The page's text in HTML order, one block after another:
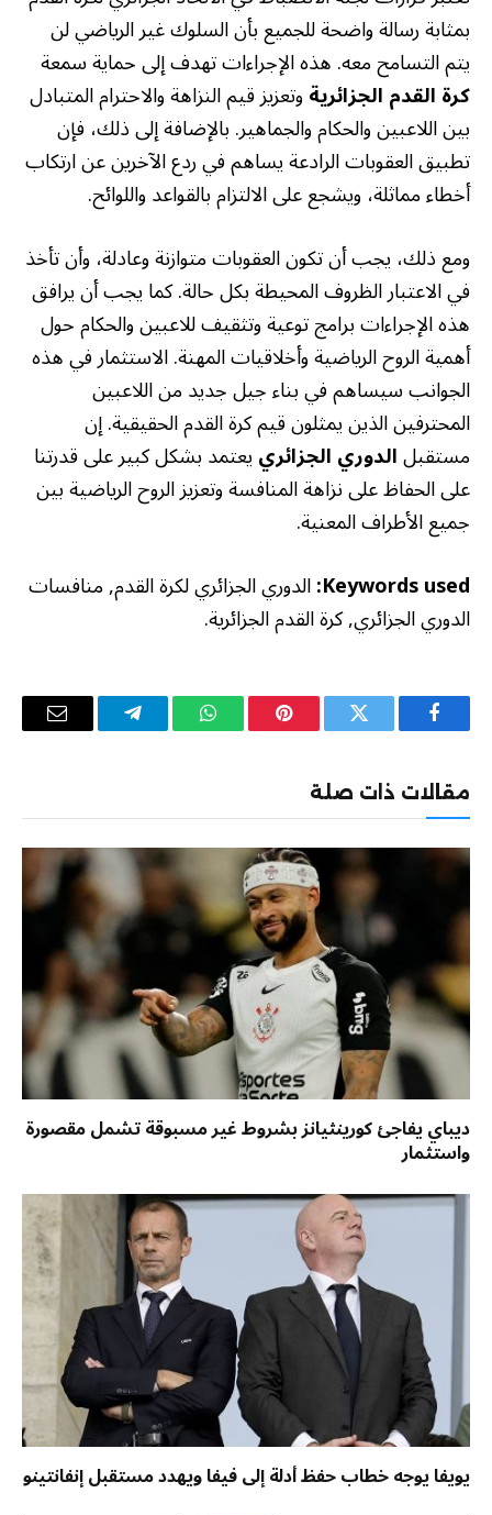
بمثابة رسالة واضحة للجميع بأن السلوك غير الرياضي لن
يتم التسامح معه. هذه الإجراءات تهدف إلى حماية سمعة
كرة القدم الجزائريةوتعزيز قيم النزاهة والاحترام المتبادل
بين اللاعبين والحكام والجماهير. بالإضافة إلى ذلك، فإن
تطبيق العقوبات الرادعة يساهم في ردع الآخرين عن ارتكاب
أخطاء مماثلة، ويشجع على الالتزام بالقواعد واللوائح.
ومع ذلك، يجب أن تكون العقوبات متوازنة وعادلة، وأن تأخذ
في الاعتبار الظروف المحيطة بكل حالة. كما يجب أن يرافق
هذه الإجراءات برامج توعية وتثقيف للاعبين والحكام حول
أهمية الروح الرياضية وأخلاقيات المهنة. الاستثمار في هذه
الجوانب سيساهم في بناء جيل جديد من اللاعبين
المحترفين الذين يمثلون قيم كرة القدم الحقيقية. إن
مستقبلالدوري الجزائرييعتمد بشكل كبير على قدرتنا
على الحفاظ على نزاهة المنافسة وتعزيز الروح الرياضية بين
جميع الأطراف المعنية.
Keywords used: الدوري الجزائري لكرة القدم, منافسات
الدوري الجزائري, كرة القدم الجزائرية.
فيسبوك تويتر بينتيريستواتساب تيلقرام
البريد
مقالات ذات صلة
ديباي يفاجئ كورينثيانز بشروط غير مسبوقة تشمل مقصورة
واستثمار
يويفا يوجه خطاب حفظ أدلة إلى فيفا ويهدد مستقبل إنفانتينو